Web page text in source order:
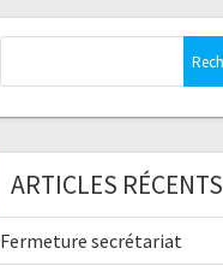
ARTICLES RÉCENTS
Fermeture secrétariat